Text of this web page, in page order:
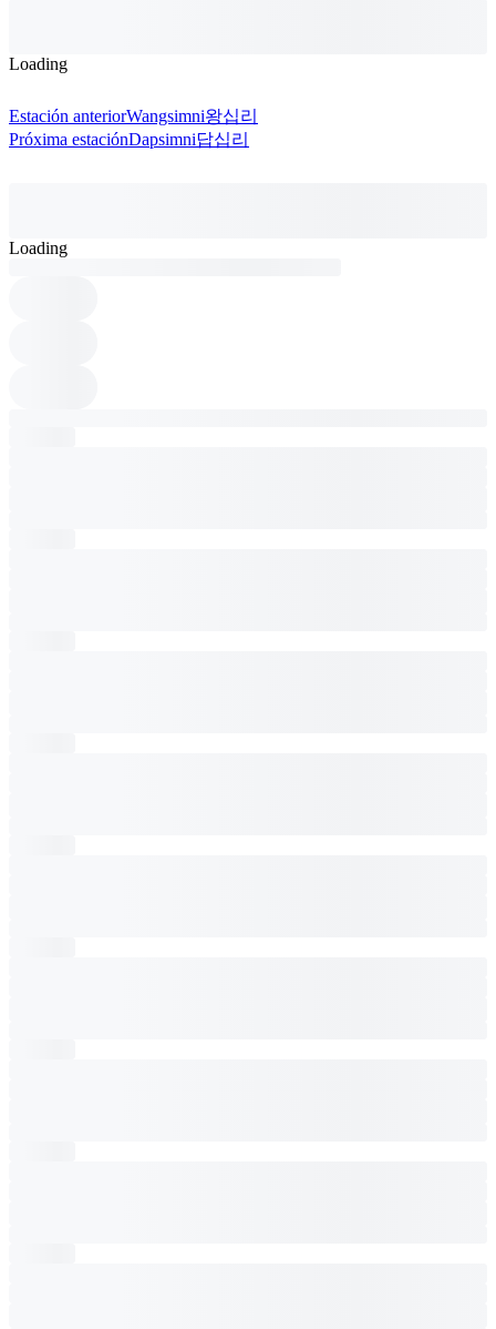
Loading
Estación anteriorWangsimni왕십리
Próxima estaciónDapsimni답십리
Loading